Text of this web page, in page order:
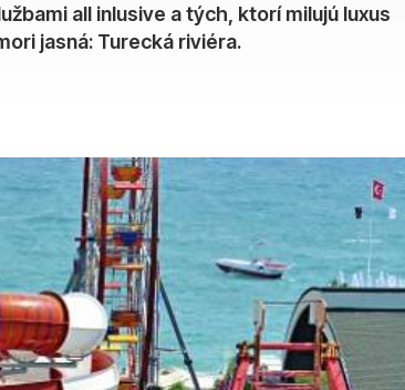
all inlusive a tých, ktorí milujú luxus
jasná: Turecká riviéra.